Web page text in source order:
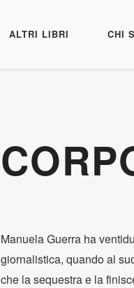
ALTRI LIBRI CHI
Manuela Guerra ha
giornalistica, quando al
che la sequestra e la